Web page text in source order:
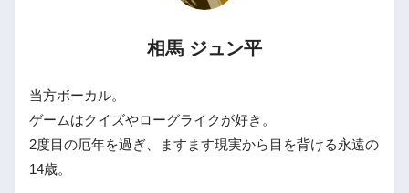
相馬 ジュン平
当方ボーカル。
ゲームはクイズやローグライクが好き。
2度目の厄年を過ぎ、ますます現実から目を背ける永遠の
14歳。